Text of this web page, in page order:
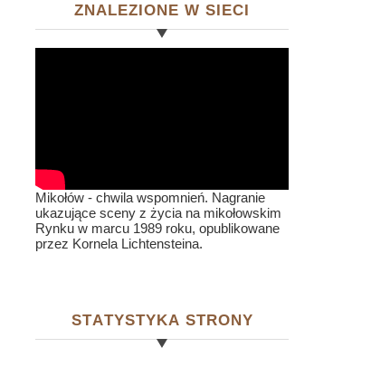
ZNALEZIONE W SIECI
Mikołów - chwila wspomnień. Nagranie
ukazujące sceny z życia na mikołowskim
Rynku w marcu 1989 roku, opublikowane
przez Kornela Lichtensteina.
STATYSTYKA STRONY